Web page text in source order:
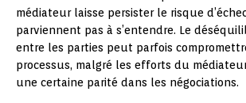
médiateur laisse persister le risque
parviennent pas à s’entendre. Le
entre les parties peut parfois
processus, malgré les efforts du
une certaine parité dans les négociations.